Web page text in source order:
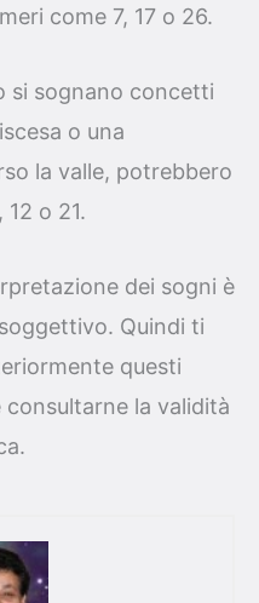
come 7, 17 o 26.
si sognano concetti
o una
la valle, potrebbero
o 21.
dei sogni è
Quindi ti
questi
la validità